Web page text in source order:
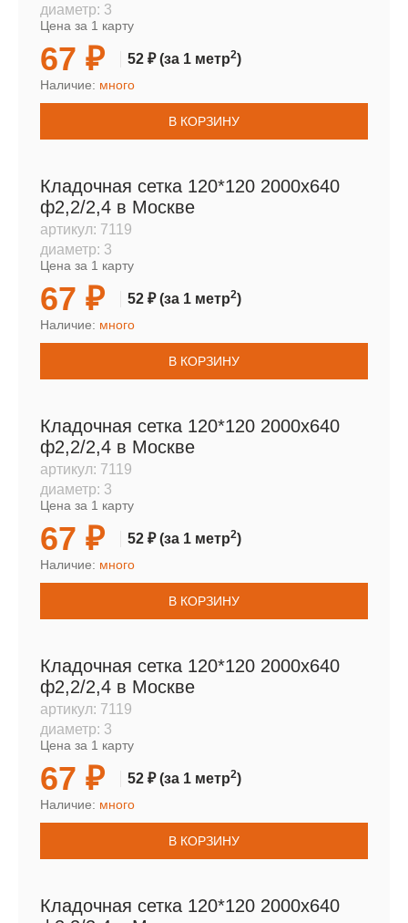
диаметр: 3
Цена за 1 карту
67 ₽ 52 ₽(за 1 метр2)
Наличие: много
В КОРЗИНУ
Кладочная сетка 120*120 2000х640
ф2,2/2,4 в Москве
артикул: 7119
диаметр: 3
Цена за 1 карту
67 ₽ 52 ₽(за 1 метр2)
Наличие: много
В КОРЗИНУ
Кладочная сетка 120*120 2000х640
ф2,2/2,4 в Москве
артикул: 7119
диаметр: 3
Цена за 1 карту
67 ₽ 52 ₽(за 1 метр2)
Наличие: много
В КОРЗИНУ
Кладочная сетка 120*120 2000х640
ф2,2/2,4 в Москве
артикул: 7119
диаметр: 3
Цена за 1 карту
67 ₽ 52 ₽(за 1 метр2)
Наличие: много
В КОРЗИНУ
Кладочная сетка 120*120 2000х640